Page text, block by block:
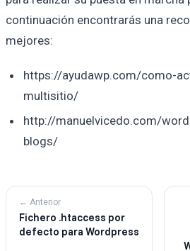
continuación encontrarás una
mejores:
https://ayudawp.com/como-
multisitio/
http://manuelvicedo.com/
blogs/
← Anterior
Fichero .htaccess por
defecto para Wordpress